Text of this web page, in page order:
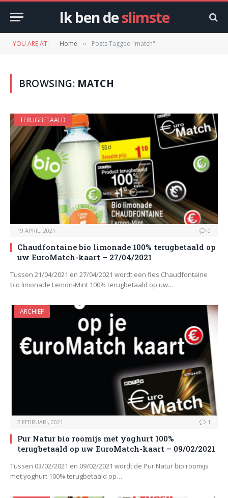
Ik ben deslimste
YOU ARE AT: Home » Posts Tagged "match"
BROWSING: MATCH
TERUGBETAALD
19 APRIL, 2021 0
Chaudfontaine bio limonade 100% terugbetaald op
uw EuroMatch-kaart – 27/04/2021
Tussen 21/04/2021 en 27/04/2021 wordt een fles Chaudfontaine
bio limonade Lemon-Mint 100% terugbetaald op uw…
ARCHIEF
2 FEBRUARI, 2021 1
Pur Natur bio roomijs met yoghurt 100%
terugbetaald op uw EuroMatch-kaart – 09/02/2021
Tussen 03/02/2021 en 09/02/2021 wordt de Pur Natur bio roomijs
met yoghurt 100% terugbetaald op…